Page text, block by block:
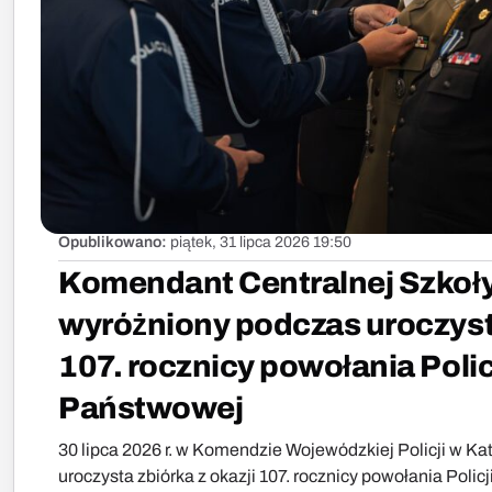
Opublikowano: piątek, 31 lipca 2026 19:50
Komendant Centralnej
wyróżniony podczas
107. rocznicy powołania
Państwowej
30 lipca 2026 r. w Komendzie Wojewódzkiej Policji w
uroczysta zbiórka z okazji 107. rocznicy powołania